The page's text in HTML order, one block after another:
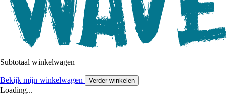
Subtotaal winkelwagen
Bekijk mijn winkelwagen Verder winkelen
Loading...